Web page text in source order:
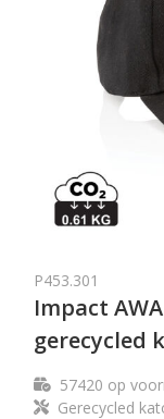
P453.301
Impact
gerecycled
57420 op
Gerecycled